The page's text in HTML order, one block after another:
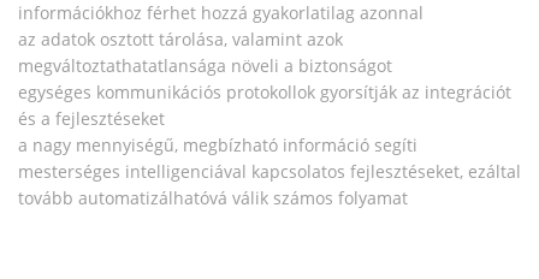
információkhoz férhet hozzá gyakorlatilag azonnal
az adatok osztott tárolása, valamint azok
megváltoztathatatlansága növeli a biztonságot
egységes kommunikációs protokollok gyorsítják az integrációt
és a fejlesztéseket
a nagy mennyiségű, megbízható információ segíti
mesterséges intelligenciával kapcsolatos fejlesztéseket, ezáltal
tovább automatizálhatóvá válik számos folyamat